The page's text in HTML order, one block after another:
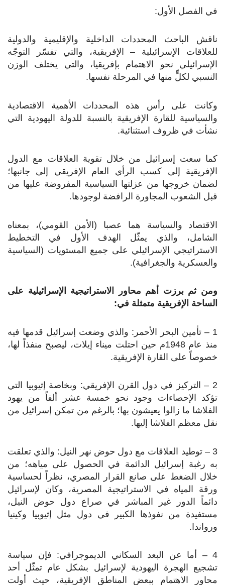
في الفصل الأول:
ناقش الباحث المحددات الداخلية والإقليمية والدولية
للعلاقات الإسرائيلية – الإفريقية، والتي تفسّر التوجّه
الإسرائيلي نحو الاهتمام بإفريقيا، والتي يختلف الوزن
النسبي لكلٍّ منها في المرحلة نفسها.
وكانت على رأس هذه المحددات الأهمية الاقتصادية
والسياسية للقارة الإفريقية بالنسبة للدولة اليهودية التي
نشأت في ظروف استثنائية.
كما سعت إسرائيل من خلال تقوية العلاقات مع الدول
الإفريقية إلى كسب الرأي العام الإفريقي إلى جانبها؛
لضمان خروجها من عزلتها السياسية المفروضة عليها من
قبل الشعوب المجاورة الرافضة لوجودها.
الاقتصاد والسياسة هما عصبا (الأمن القومي)، بمعناه
الشامل، والذي يمثّل الهدف الأول في التخطيط
الاستراتيجي الإسرائيلي على جميع المستويات (السياسية
والعسكرية والجغرافية).
ومن ثم برزت أهم محاور الاستراتيجية الإسرائيلية على
الساحة الإفريقية متمثلة في:
1 – تأمين البحر الأحمر: والذي وضعت إسرائيل قدمها فيه
منذ عام 1948م حين احتلت ميناء إيلات، ليصبح منفذاً لها،
خصوصاً على القارة الإفريقية.
2 – التركيز في دول القرن الإفريقي: وبخاصة إثيوبيا التي
تؤكد الإحصاءات وجود نحو خمسة عشر ألفاً من يهود
الفلاشا ما زالوا يعيشون بها؛ بالرغم من تمكن إسرائيل من
نقل معظم الفلاشا إليها.
3 – توطيد العلاقات مع دول حوض نهر النيل: والذي تعلقت
به رغبة إسرائيل الدائمة في الحصول على مياهه؛ من
خلال الضغط على صانع القرار المصري، نظراً لحساسية
ورقة المياه في الاستراتيجية المصرية، وكان لإسرائيل
دائماً الدور غير المباشر في صراع دول حوض النيل،
مستفيدة من نفوذها الكبير في دول مثل إثيوبيا وكينيا
ورواندا.
4 – أما عن البعد السكاني الديموجرافي: فإن سياسة
تشجيع الهجرة اليهودية لإسرائيل بشكل عام تمثّل أحد
محاور الاهتمام ببعض المناطق الإفريقية، حيث أولت